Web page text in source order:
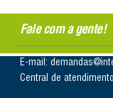
Fale com a gente!
E-mail:
Central de